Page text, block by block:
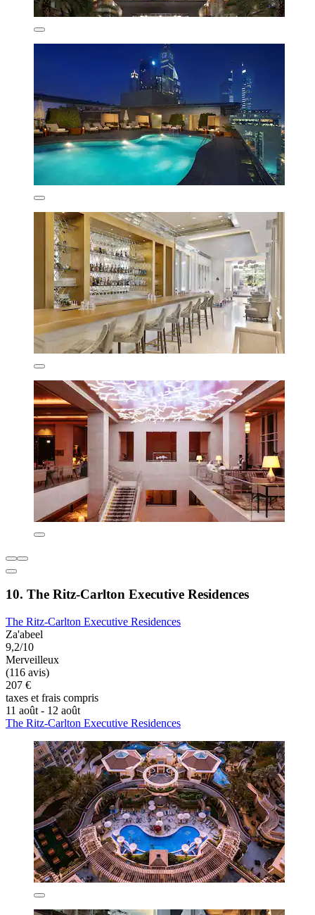
10. The Ritz-Carlton Executive Residences
The Ritz-Carlton Executive Residences
Za'abeel
9,2/10
Merveilleux
(116 avis)
207 €
taxes et frais compris
11 août - 12 août
The Ritz-Carlton Executive Residences